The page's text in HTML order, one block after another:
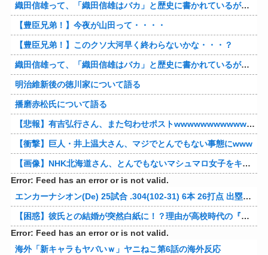
織田信雄って、「織田信雄はバカ」と歴史に書かれているが今まで家が残っているんでバカではないよな？
【豊臣兄弟！】今夜が山田って・・・・
【豊臣兄弟！】このクソ大河早く終わらないかな・・・？
織田信雄って、「織田信雄はバカ」と歴史に書かれているが今まで家が残っているんでバカではないよな？
明治維新後の徳川家について語る
播磨赤松氏について語る
【悲報】有吉弘行さん、また匂わせポストwwwwwwwwwwwwwwww
【衝撃】巨人・井上温大さん、マジでとんでもない事態にwww
【画像】NHK北海道さん、とんでもないマシュマロ女子をキャスターに起用してしまうwwwwwwww
Error: Feed has an error or is not valid.
エンカーナシオン(De) 25試合 .304(102-31) 6本 26打点 出塁率.311 OPS.831 wRC+137 WAR+0.7
【困惑】彼氏との結婚が突然白紙に！？理由が高校時代の『アレ』だったｗｗｗｗ 他
Error: Feed has an error or is not valid.
海外「新キャラもヤバいｗ」ヤニねこ第6話の海外反応